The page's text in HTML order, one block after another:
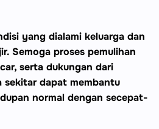
yang dialami keluarga dan
Semoga proses pemulihan
serta dukungan dari
sekitar dapat membantu
normal dengan secepat-